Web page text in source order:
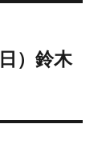
）鈴木